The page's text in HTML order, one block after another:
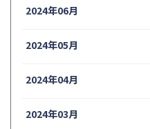
2024年06月
2024年05月
2024年04月
2024年03月